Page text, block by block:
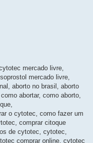
mercado livre,
mercado livre,
aborto no brasil, aborto
abortar, como aborto,
o cytotec, como fazer um
comprar citoque
de cytotec, cytotec,
comprar online, cytotec